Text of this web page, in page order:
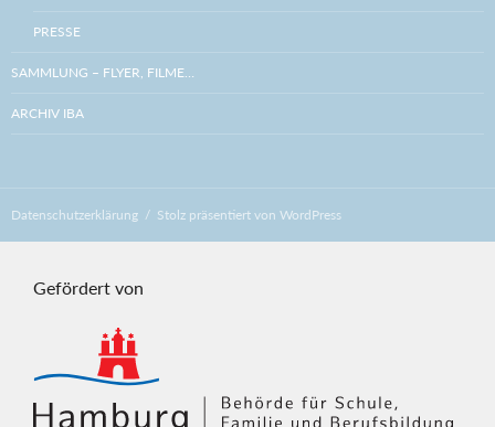
PRESSE
SAMMLUNG – FLYER, FILME…
ARCHIV IBA
Datenschutzerklärung Stolz präsentiert von WordPress
Gefördert von